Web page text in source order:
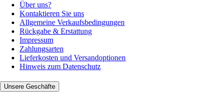
Über uns?
Kontaktieren Sie uns
Allgemeine Verkaufsbedingungen
Rückgabe & Erstattung
Impressum
Zahlungsarten
Lieferkosten und Versandoptionen
Hinweis zum Datenschutz
Unsere Geschäfte